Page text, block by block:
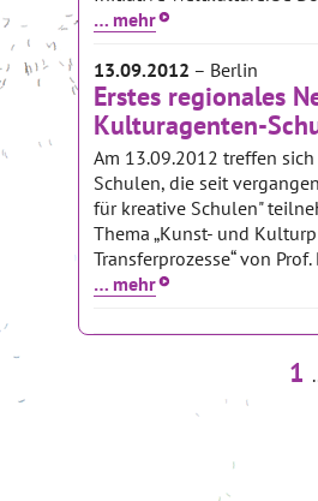
… mehr
13.09.2012 – Berlin
Erstes regionales
Kulturagenten-
Am 13.09.2012 treffen
Schulen, die seit
für kreative Schulen"
Thema „Kunst- und
Transferprozesse“ von
… mehr
1